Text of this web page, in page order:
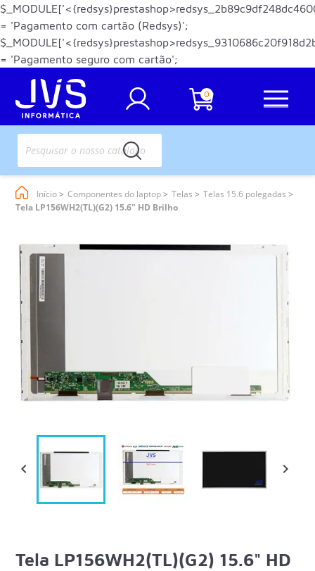
= 'Pagamento com cartão (Redsys)';
= 'Pagamento seguro com cartão';
0
Início Componentes do laptop Telas
Telas 15.6 polegadas
Tela LP156WH2(TL)(G2) 15.6" HD Brilho
 
Tela LP156WH2(TL)(G2) 15.6" HD